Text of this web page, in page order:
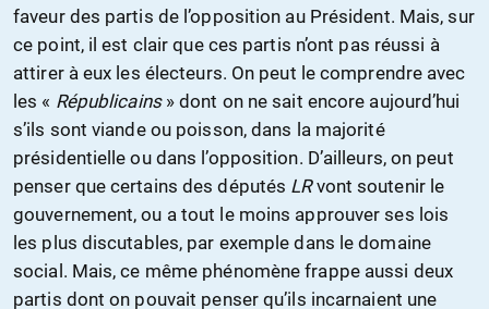
faveur des partis de l’opposition au Président. Mais, sur
ce point, il est clair que ces partis n’ont pas réussi à
attirer à eux les électeurs. On peut le comprendre avec
les « Républicains» dont on ne sait encore aujourd’hui
s’ils sont viande ou poisson, dans la majorité
présidentielle ou dans l’opposition. D’ailleurs, on peut
penser que certains des députés LRvont soutenir le
gouvernement, ou a tout le moins approuver ses lois
les plus discutables, par exemple dans le domaine
social. Mais, ce même phénomène frappe aussi deux
partis dont on pouvait penser qu’ils incarnaient une